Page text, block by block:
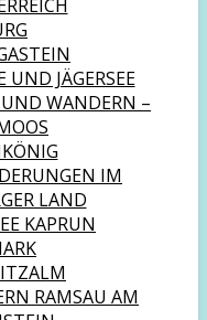
UND JÄGERSEE
WANDERN –
IM
LAND
KAPRUN
RAMSAU AM